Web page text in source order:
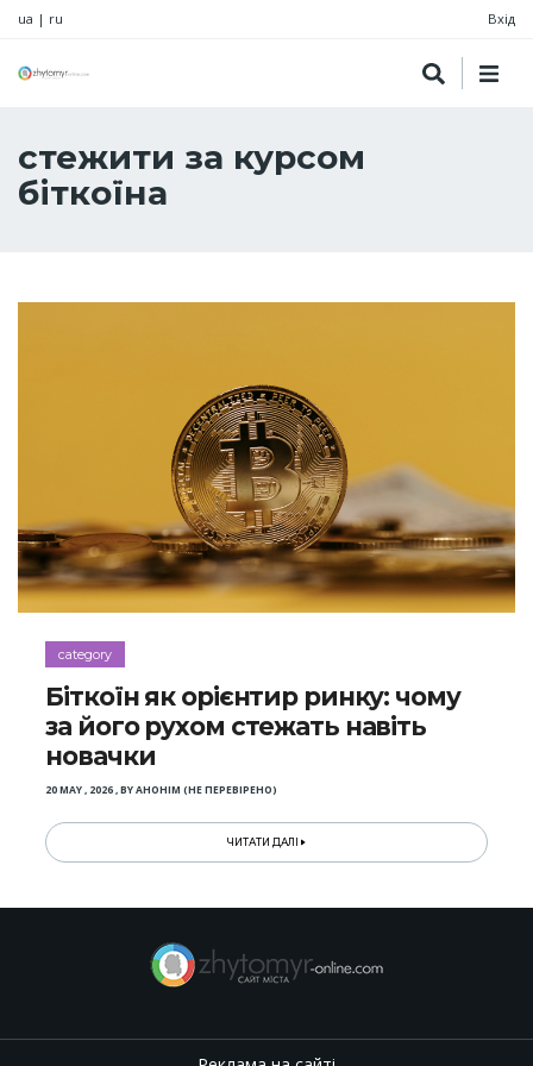
ua | ru Вхід
стежити за курсом
біткоїна
category
Біткоїн як орієнтир ринку: чому
за його рухом стежать навіть
новачки
20 MAY , 2026,BYАНОНІМ (НЕ ПЕРЕВІРЕНО)
ЧИТАТИ ДАЛІ